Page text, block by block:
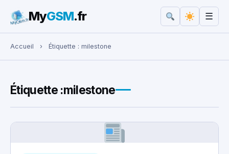
Rechercher :
MyGSM.fr ☰
Accueil › Étiquette : milestone
Étiquette :milestone